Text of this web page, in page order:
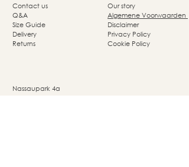
Our story
Algemene Voorwaarden
Disclaimer
Privacy Policy
Cookie Policy
Contact us
Q&A
Size Guide
Delivery
Returns
Nassaupark 4a